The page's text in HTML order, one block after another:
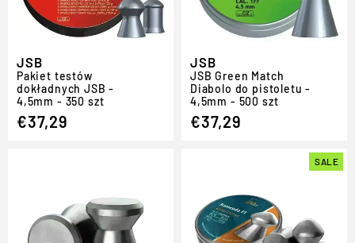
JSB
Pakiet testów
dokładnych JSB -
4,5mm - 350 szt
€37,29
JSB
JSB Green Match
Diabolo do pistoletu -
4,5mm - 500 szt
€37,29
SALE